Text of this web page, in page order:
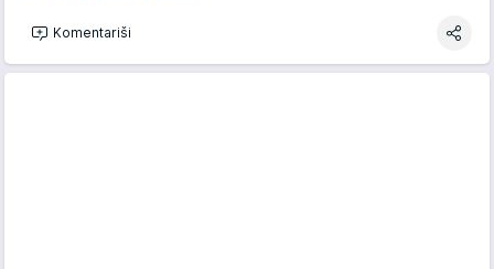
Komentariši